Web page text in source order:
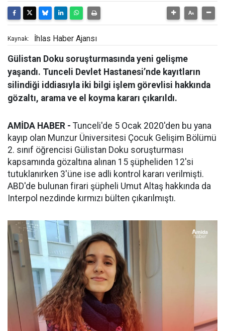
Kaynak: İhlas Haber Ajansı
Gülistan Doku soruşturmasında yeni gelişme
yaşandı. Tunceli Devlet Hastanesi’nde kayıtların
silindiği iddiasıyla iki bilgi işlem görevlisi hakkında
gözaltı, arama ve el koyma kararı çıkarıldı.
AMİDA HABER - Tunceli'de 5 Ocak 2020'den bu yana
kayıp olan Munzur Üniversitesi Çocuk Gelişim Bölümü
2. sınıf öğrencisi Gülistan Doku soruşturması
kapsamında gözaltına alınan 15 şüpheliden 12'si
tutuklanırken 3'üne ise adli kontrol kararı verilmişti.
ABD'de bulunan firari şüpheli Umut Altaş hakkında da
Interpol nezdinde kırmızı bülten çıkarılmıştı.